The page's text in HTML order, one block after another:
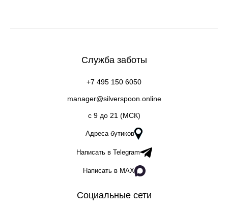
Служба заботы
+7 495 150 6050
manager@silverspoon.online
c 9 до 21 (МСК)
Адреса бутиков
Написать в Telegram
Написать в MAX
Социальные сети